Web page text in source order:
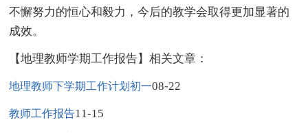
不懈努力的恒心和毅力，今后的教学会取得更加显著的
成效。
【地理教师学期工作报告】相关文章：
地理教师下学期工作计划初一08-22
教师工作报告11-15